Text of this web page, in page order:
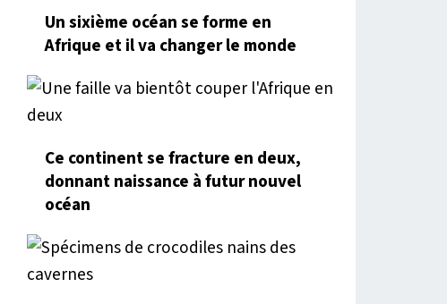
Un sixième océan se forme en
Afrique et il va changer le monde
Ce continent se fracture en deux,
donnant naissance à futur nouvel
océan